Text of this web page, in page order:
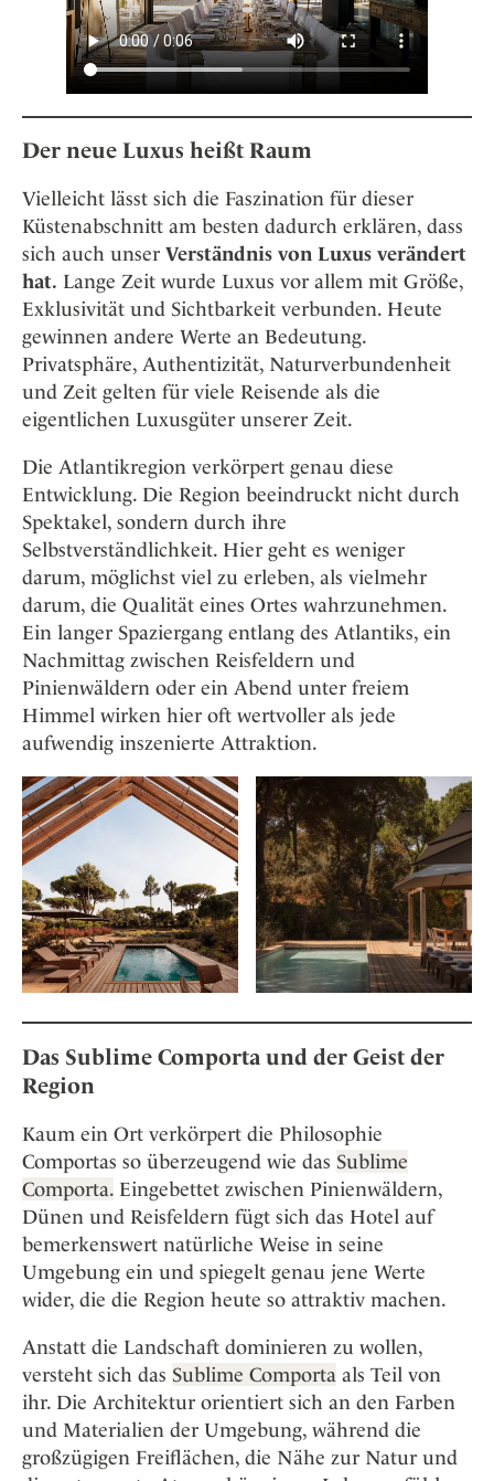
Der neue Luxus heißt Raum
Vielleicht lässt sich die Faszination für dieser
Küstenabschnitt am besten dadurch erklären, dass
sich auch unser Verständnis von Luxus verändert
hat. Lange Zeit wurde Luxus vor allem mit Größe,
Exklusivität und Sichtbarkeit verbunden. Heute
gewinnen andere Werte an Bedeutung.
Privatsphäre, Authentizität, Naturverbundenheit
und Zeit gelten für viele Reisende als die
eigentlichen Luxusgüter unserer Zeit.
Die Atlantikregion verkörpert genau diese
Entwicklung. Die Region beeindruckt nicht durch
Spektakel, sondern durch ihre
Selbstverständlichkeit. Hier geht es weniger
darum, möglichst viel zu erleben, als vielmehr
darum, die Qualität eines Ortes wahrzunehmen.
Ein langer Spaziergang entlang des Atlantiks, ein
Nachmittag zwischen Reisfeldern und
Pinienwäldern oder ein Abend unter freiem
Himmel wirken hier oft wertvoller als jede
aufwendig inszenierte Attraktion.
Das Sublime Comporta und der Geist der
Region
Kaum ein Ort verkörpert die Philosophie
Comportas so überzeugend wie das Sublime
Comporta. Eingebettet zwischen Pinienwäldern,
Dünen und Reisfeldern fügt sich das Hotel auf
bemerkenswert natürliche Weise in seine
Umgebung ein und spiegelt genau jene Werte
wider, die die Region heute so attraktiv machen.
Anstatt die Landschaft dominieren zu wollen,
versteht sich das Sublime Comporta als Teil von
ihr. Die Architektur orientiert sich an den Farben
und Materialien der Umgebung, während die
großzügigen Freiflächen, die Nähe zur Natur und